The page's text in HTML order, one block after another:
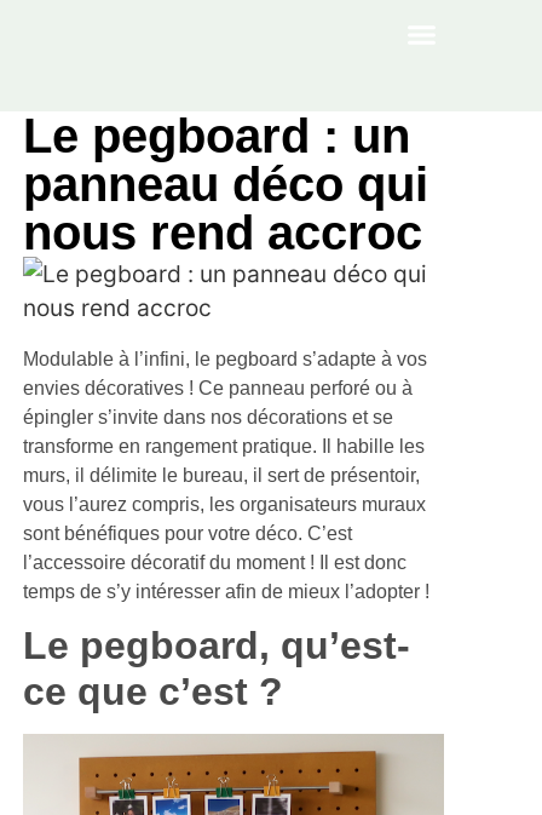
Le pegboard : un
panneau déco qui
nous rend accroc
Modulable à l’infini, le pegboard s’adapte à vos
envies décoratives ! Ce panneau perforé ou à
épingler s’invite dans nos décorations et se
transforme en rangement pratique. Il habille les
murs, il délimite le bureau, il sert de présentoir,
vous l’aurez compris, les organisateurs muraux
sont bénéfiques pour votre déco. C’est
l’accessoire décoratif du moment ! Il est donc
temps de s’y intéresser afin de mieux l’adopter !
Le pegboard, qu’est-
ce que c’est ?